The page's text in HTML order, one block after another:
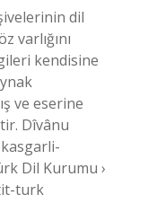
dil
varlığını
kendisine
ve eserine
Dîvânu
Dil Kurumu ›
turk